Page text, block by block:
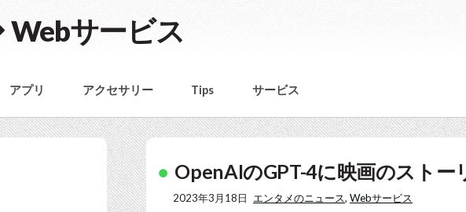
Webサービス
アプリ アクセサリー Tips サービス
OpenAIのGPT-4に映画のスト
2023年3月18日 エンタメのニュース,Webサービス